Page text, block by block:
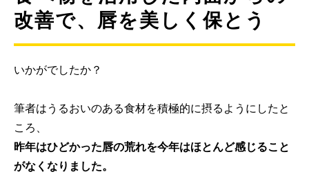
改善で、唇を美しく保とう
いかがでしたか？
筆者はうるおいのある食材を積極的に摂るようにしたと
ころ、
昨年はひどかった唇の荒れを今年はほとんど感じること
がなくなりました。